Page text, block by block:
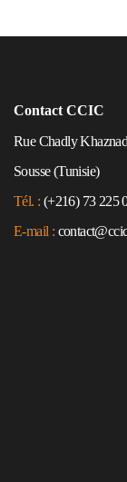
Contact CCIC
Rue Chadly
Sousse (Tunisie)
Tél. : (+216) 73 225
E-mail :